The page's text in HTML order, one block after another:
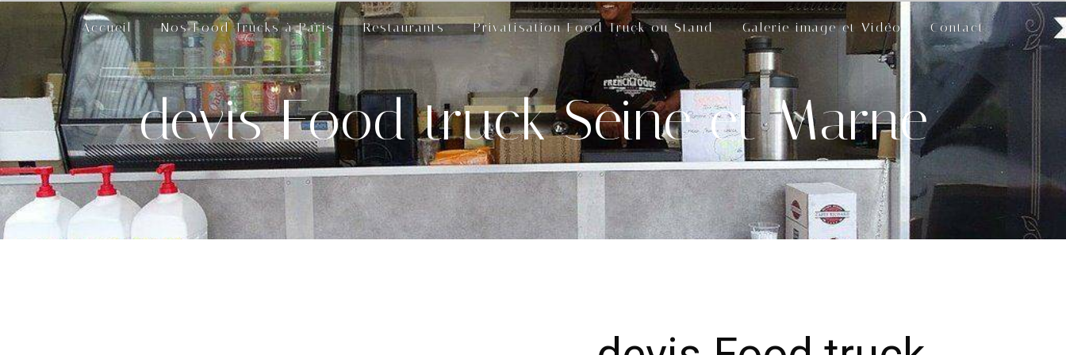
Accueil Nos Food Trucks à Paris Restaurants Privatisation Food Truck ou Stand Galerie image et Vidéo Contact
devis Food truck Seine et Marne
Panneau de gestion des cookies